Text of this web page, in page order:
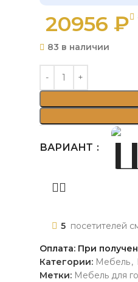
20956 ₽
83 в наличии
ВАРИАНТ
5 посетителей
Оплата: При
Категории: Мебель,
Метки: Мебель для